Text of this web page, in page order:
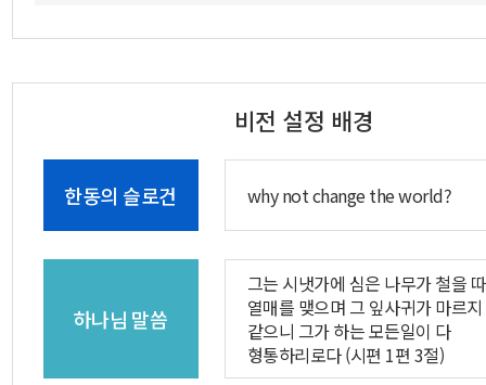
비전 설정 배경
한동의 슬로건 why not change the world?
하나님 말씀
그는 시냇가에 심은 나무가 철을
열매를 맺으며 그 잎사귀가 마르
같으니 그가 하는 모든일이 다
형통하리로다 (시편 1편 3절)